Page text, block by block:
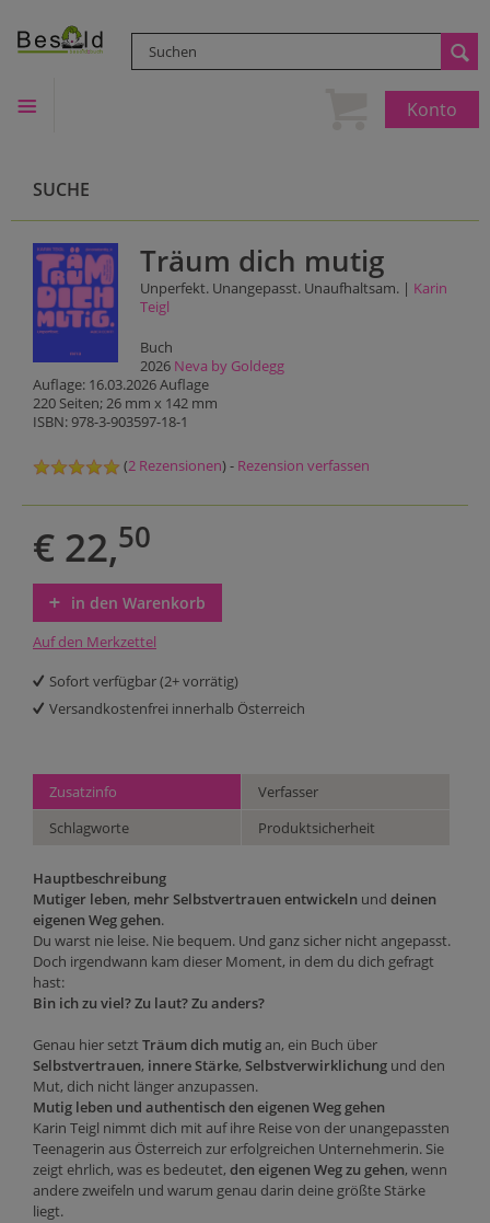
Konto
SUCHE
Träum dich mutig
Unperfekt. Unangepasst. Unaufhaltsam. | Karin
Teigl
Buch
2026 Neva by Goldegg
Auflage: 16.03.2026 Auflage
220 Seiten; 26 mm x 142 mm
ISBN: 978-3-903597-18-1
(2 Rezensionen) - Rezension verfassen
€ 22,50
in den Warenkorb
Auf den Merkzettel
Sofort verfügbar (2+ vorrätig)
Versandkostenfrei innerhalb Österreich
Zusatzinfo
Verfasser
Schlagworte
Produktsicherheit
Hauptbeschreibung
Mutiger leben, mehr Selbstvertrauen entwickeln und deinen
eigenen Weg gehen.
Du warst nie leise. Nie bequem. Und ganz sicher nicht angepasst.
Doch irgendwann kam dieser Moment, in dem du dich gefragt
hast:
Bin ich zu viel? Zu laut? Zu anders?
Genau hier setzt Träum dich mutigan, ein Buch über
Selbstvertrauen, innere Stärke, Selbstverwirklichung und den
Mut, dich nicht länger anzupassen.
Mutig leben und authentisch den eigenen Weg gehen
Karin Teigl nimmt dich mit auf ihre Reise von der unangepassten
Teenagerin aus Österreich zur erfolgreichen Unternehmerin. Sie
zeigt ehrlich, was es bedeutet, den eigenen Weg zu gehen, wenn
andere zweifeln und warum genau darin deine größte Stärke
liegt.